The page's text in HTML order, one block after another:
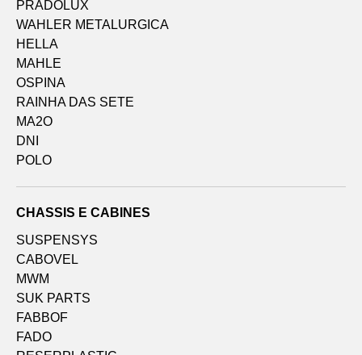
PRADOLUX
WAHLER METALURGICA
HELLA
MAHLE
OSPINA
RAINHA DAS SETE
MA2O
DNI
POLO
CHASSIS E CABINES
SUSPENSYS
CABOVEL
MWM
SUK PARTS
FABBOF
FADO